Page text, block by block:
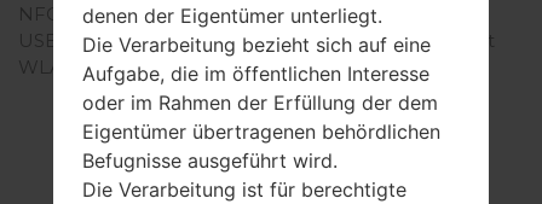
NFC
Ja
USB
microUSB 2.0, USB Host
WLAN
Wi-Fi 802.11 a/b/g/n/ac,
dual-band, Wi-Fi Direct,
hotspot
denen der Eigentümer unterliegt.
Die Verarbeitung bezieht sich auf eine
Aufgabe, die im öffentlichen Interesse
oder im Rahmen der Erfüllung der dem
Eigentümer übertragenen behördlichen
Befugnisse ausgeführt wird.
Die Verarbeitung ist für berechtigte